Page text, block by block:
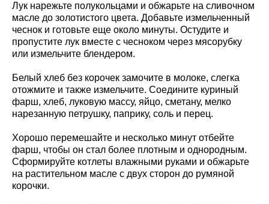
Лук нарежьте полукольцами и обжарьте на сливочном
масле до золотистого цвета. Добавьте измельченный
чеснок и готовьте еще около минуты. Остудите и
пропустите лук вместе с чесноком через мясорубку
или измельчите блендером.
Белый хлеб без корочек замочите в молоке, слегка
отожмите и также измельчите. Соедините куриный
фарш, хлеб, луковую массу, яйцо, сметану, мелко
нарезанную петрушку, паприку, соль и перец.
Хорошо перемешайте и несколько минут отбейте
фарш, чтобы он стал более плотным и однородным.
Сформируйте котлеты влажными руками и обжарьте
на растительном масле с двух сторон до румяной
корочки.